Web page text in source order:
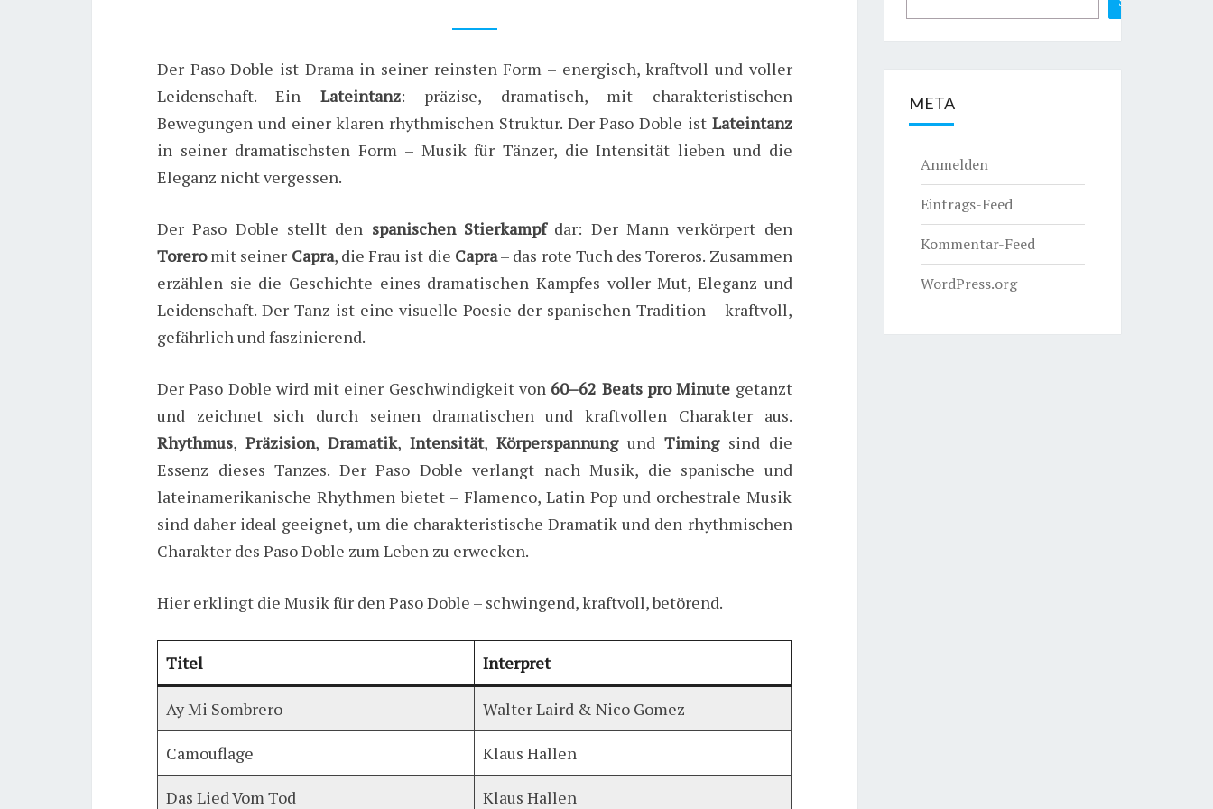
Der Paso Doble ist Drama in seiner reinsten Form – energisch, kraftvoll und voller
Leidenschaft. Ein Lateintanz: präzise, dramatisch, mit charakteristischen
Bewegungen und einer klaren rhythmischen Struktur. Der Paso Doble ist Lateintanz
in seiner dramatischsten Form – Musik für Tänzer, die Intensität lieben und die
Eleganz nicht vergessen.
Der Paso Doble stellt den spanischen Stierkampfdar: Der Mann verkörpert den
Toreromit seiner Capra, die Frau ist die Capra– das rote Tuch des Toreros. Zusammen
erzählen sie die Geschichte eines dramatischen Kampfes voller Mut, Eleganz und
Leidenschaft. Der Tanz ist eine visuelle Poesie der spanischen Tradition – kraftvoll,
gefährlich und faszinierend.
Der Paso Doble wird mit einer Geschwindigkeit von 60–62 Beats pro Minute getanzt
und zeichnet sich durch seinen dramatischen und kraftvollen Charakter aus.
Rhythmus, Präzision, Dramatik, Intensität, Körperspannungund Timingsind die
Essenz dieses Tanzes. Der Paso Doble verlangt nach Musik, die spanische und
lateinamerikanische Rhythmen bietet – Flamenco, Latin Pop und orchestrale Musik
sind daher ideal geeignet, um die charakteristische Dramatik und den rhythmischen
Charakter des Paso Doble zum Leben zu erwecken.
Hier erklingt die Musik für den Paso Doble – schwingend, kraftvoll, betörend.
Titel Interpret
Ay Mi Sombrero Walter Laird & Nico Gomez
Camouflage Klaus Hallen
Das Lied Vom Tod Klaus Hallen
META
Anmelden
Eintrags-Feed
Kommentar-Feed
WordPress.org